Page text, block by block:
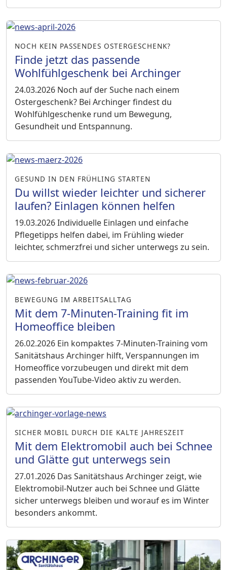
NOCH KEIN PASSENDES OSTERGESCHENK?
Finde jetzt das passende
Wohlfühlgeschenk bei Archinger
24.03.2026 Noch auf der Suche nach einem
Ostergeschenk? Bei Archinger findest du
Wohlfühlgeschenke rund um Bewegung,
Gesundheit und Entspannung.
GESUND IN DEN FRÜHLING STARTEN
Du willst wieder leichter und sicherer
laufen? Einlagen können helfen
19.03.2026Individuelle Einlagen und einfache
Pflegetipps helfen dabei, im Frühling wieder
leichter, schmerzfrei und sicher unterwegs zu sein.
BEWEGUNG IM ARBEITSALLTAG
Mit dem 7-Minuten-Training fit im
Homeoffice bleiben
26.02.2026 Ein kompaktes 7-Minuten-Training vom
Sanitätshaus Archinger hilft, Verspannungen im
Homeoffice vorzubeugen und direkt mit dem
passenden YouTube-Video aktiv zu werden.
SICHER MOBIL DURCH DIE KALTE JAHRESZEIT
Mit dem Elektromobil auch bei Schnee
und Glätte gut unterwegs sein
27.01.2026 Das Sanitätshaus Archinger zeigt, wie
Elektromobil-Nutzer auch bei Schnee und Glätte
sicher unterwegs bleiben und worauf es im Winter
besonders ankommt.